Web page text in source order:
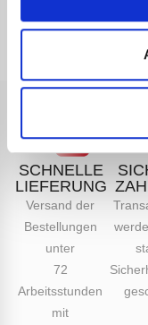
SCHNELLE
LIEFERUNG
Versand der
Bestellungen
unter
72
Arbeitsstunden
mit